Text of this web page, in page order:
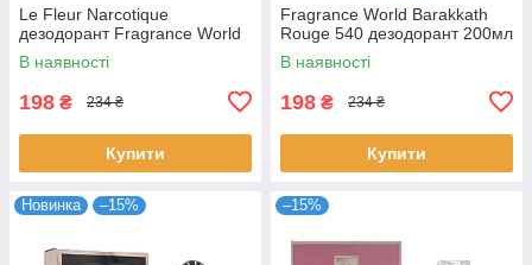
Le Fleur Narcotique
дезодорант Fragrance World
В наявності
198 ₴ 234 ₴
Купити
Fragrance World Barakkath
Rouge 540 дезодорант 200мл
В наявності
198 ₴ 234 ₴
Купити
Новинка –15% –15%